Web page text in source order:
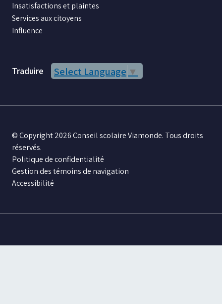
Insatisfactions et plaintes
Services aux citoyens
Influence
Traduire Select Language ▼
© Copyright 2026 Conseil scolaire Viamonde. Tous droits
réservés.
Politique de confidentialité
Gestion des témoins de navigation
Accessibilité